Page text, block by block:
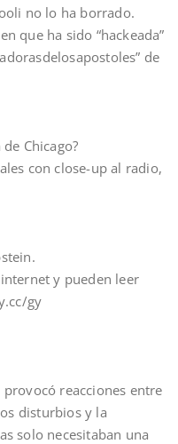
no lo ha borrado.
que ha sido “hackeada”
de
Chicago?
con close-up al radio,
y pueden leer
gy
reacciones entre
disturbios y la
solo necesitaban una